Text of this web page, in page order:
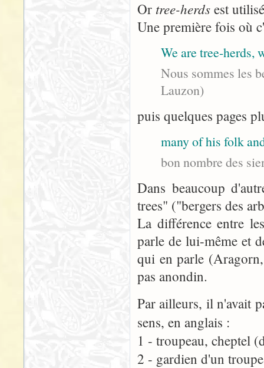
Or tree-herds est
Une première fois où
We are tree-herds,
Nous sommes les
Lauzon)
puis quelques pages
many of his folk
bon nombre des
Dans beaucoup
trees" ("bergers des
La différence entre
parle de lui-même et
qui en parle
pas anondin.
Par ailleurs, il n'avait
sens, en anglais :
1 - troupeau, cheptel
2 - gardien d'un